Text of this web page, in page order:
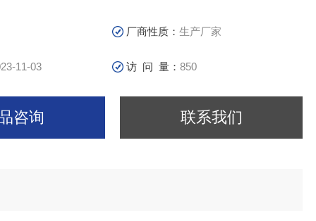
厂商性质：生产厂家
11-03 访 问 量：850
咨询 联系我们